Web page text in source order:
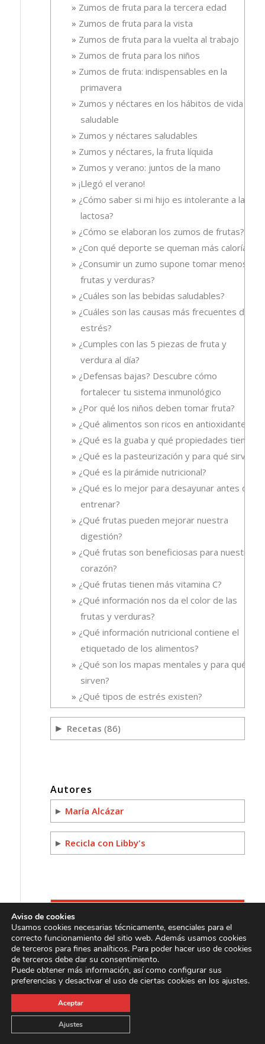
Zumos de fruta para la tercera edad
Zumos de fruta para la vista
Zumos de fruta para la vuelta al trabajo
Zumos de fruta para los niños
Zumos de fruta: indispensables en la
primavera
Zumos y néctares en los hábitos de vida
saludable
Zumos y néctares saludables
Zumos y néctares, la fruta líquida
Zumos y verano: juntos de la mano
¡Llegó el verano!
¿Cómo saber si mi hijo es intolerante a la
lactosa?
¿Cómo se elaboran los zumos de frutas?
¿Con qué deporte se queman más calorías?
¿Consumir un zumo supone tomar menos
frutas y verduras?
¿Cuáles son las bebidas saludables?
¿Cuáles son las causas más frecuentes del
estrés?
¿Cumples con las 5 piezas de fruta y
verdura al día?
¿Defensas bajas? Descubre cómo
fortalecer tu sistema inmunológico
¿Por qué los niños deben tomar fruta?
¿Qué alimentos son ricos en antioxidantes?
¿Qué es la guaba y qué propiedades tiene?
¿Qué es la pasteurización y para qué sirve?
¿Qué es la pirámide nutricional?
¿Qué es lo mejor para desayunar antes de
entrenar?
¿Qué frutas pueden mejorar nuestra
digestión?
¿Qué frutas son beneficiosas para nuestro
corazón?
¿Qué frutas tienen más vitamina C?
¿Qué información nos da el color de las
frutas y verduras?
¿Qué información nutricional contiene el
etiquetado de los alimentos?
¿Qué son los mapas mentales y para qué
sirven?
¿Qué tipos de estrés existen?
► Recetas (86)
Autores
► María Alcázar
► Recicla con Libby's
Pollo al limón
11/06/2014 - 9:04 am
Manualidades: camión con envase Libbys
16/05/2018 - 6:48 pm
05/12/2014 - 2:05 pm
Salsa de pimientos de piquillo
14/05/2014 - 8:47 am
Aviso de cookies
Usamos cookies necesarias técnicamente, esenciales para el
correcto funcionamiento del sitio web. Además usamos cookies
de terceros para fines analíticos. Para poder hacer uso de cookies
de terceros debe dar su consentimiento.
Puede obtener más información, así como configurar sus
preferencias y desactivar el uso de ciertas cookies en los ajustes.
Aceptar
Ajustes